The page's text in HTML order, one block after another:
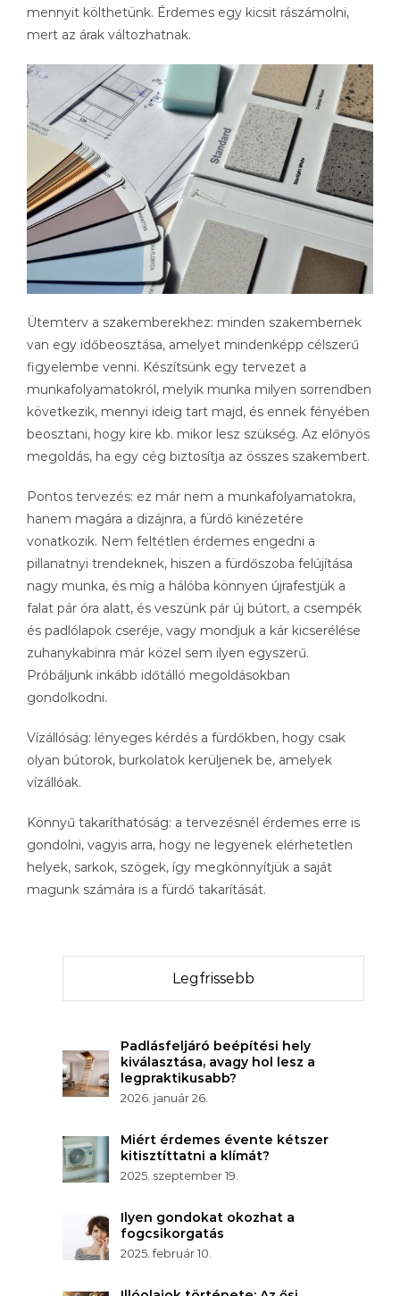
mennyit költhetünk. Érdemes egy kicsit rászámolni,
mert az árak változhatnak.
Ütemterv a szakemberekhez: minden szakembernek
van egy időbeosztása, amelyet mindenképp célszerű
figyelembe venni. Készítsünk egy tervezet a
munkafolyamatokról, melyik munka milyen sorrendben
következik, mennyi ideig tart majd, és ennek fényében
beosztani, hogy kire kb. mikor lesz szükség. Az előnyös
megoldás, ha egy cég biztosítja az összes szakembert.
Pontos tervezés: ez már nem a munkafolyamatokra,
hanem magára a dizájnra, a fürdő kinézetére
vonatkozik. Nem feltétlen érdemes engedni a
pillanatnyi trendeknek, hiszen a fürdőszoba felújítása
nagy munka, és míg a hálóba könnyen újrafestjük a
falat pár óra alatt, és veszünk pár új bútort, a csempék
és padlólapok cseréje, vagy mondjuk a kár kicserélése
zuhanykabinra már közel sem ilyen egyszerű.
Próbáljunk inkább időtálló megoldásokban
gondolkodni.
Vízállóság: lényeges kérdés a fürdőkben, hogy csak
olyan bútorok, burkolatok kerüljenek be, amelyek
vízállóak.
Könnyű takaríthatóság: a tervezésnél érdemes erre is
gondolni, vagyis arra, hogy ne legyenek elérhetetlen
helyek, sarkok, szögek, így megkönnyítjük a saját
magunk számára is a fürdő takarítását.
Legfrissebb
Padlásfeljáró beépítési hely
kiválasztása, avagy hol lesz a
legpraktikusabb?
2026. január 26.
Miért érdemes évente kétszer
kitisztíttatni a klímát?
2025. szeptember 19.
Ilyen gondokat okozhat a
fogcsikorgatás
2025. február 10.